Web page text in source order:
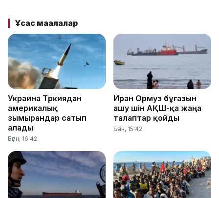
Ұқсас мақалалар
Украина Түркиядан
америкалық
зымырандар сатып
алады
Бүгін, 16:42
Иран Ормуз бұғазын
ашу үшін АҚШ-қа жаңа
талаптар қойды
Бүгін, 15:42